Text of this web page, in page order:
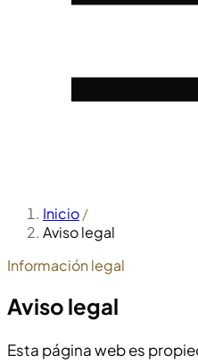
Inicio/
Aviso legal
Información legal
Aviso legal
Esta página web es